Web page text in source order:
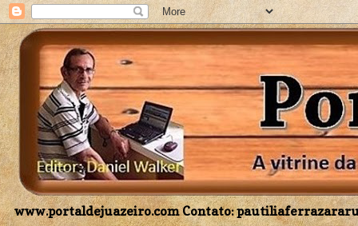
www.portaldejuazeiro.com Contato: